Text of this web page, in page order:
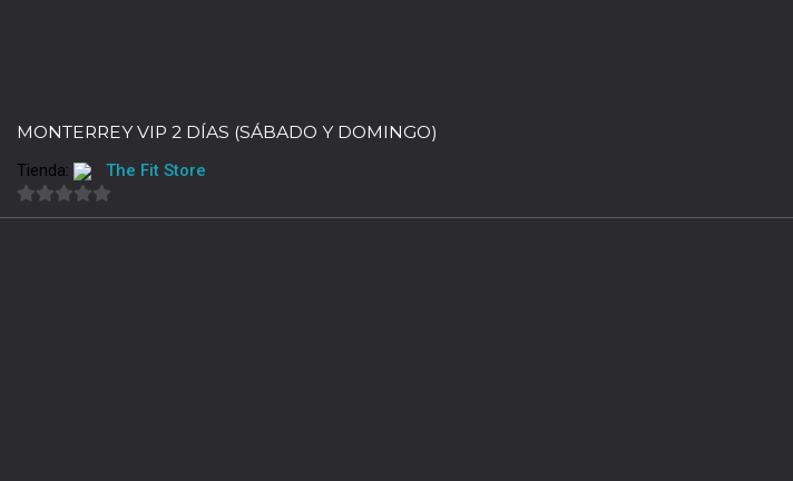
MONTERREY VIP 2 DÍAS (SÁBADO Y DOMINGO)
Tienda: The Fit Store
0